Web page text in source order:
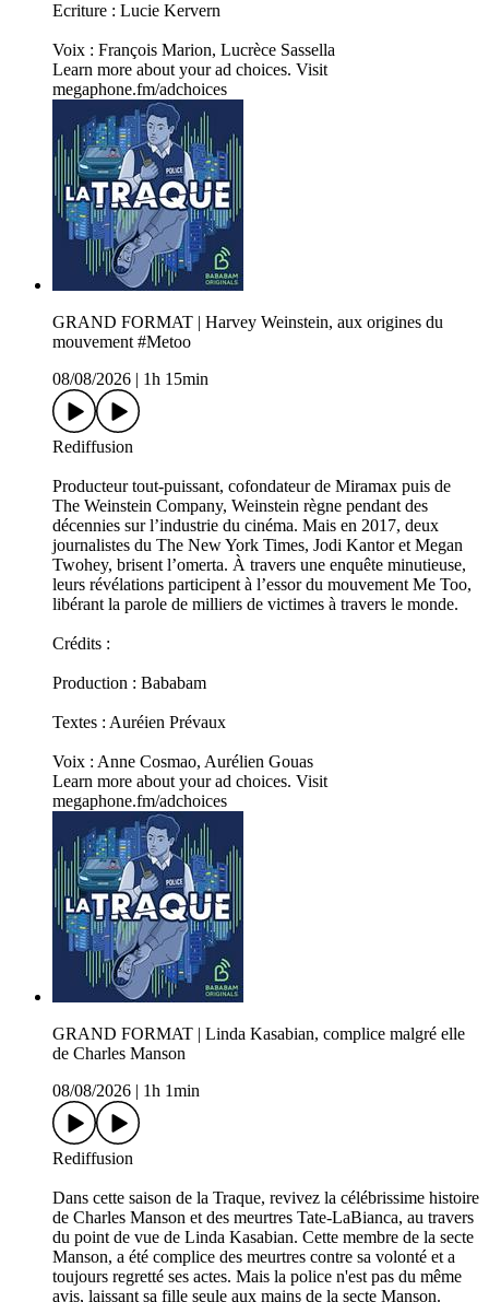
Ecriture : Lucie Kervern
Voix : François Marion, Lucrèce Sassella
Learn more about your ad choices. Visit
megaphone.fm/adchoices
GRAND FORMAT | Harvey Weinstein, aux origines du
mouvement #Metoo
08/08/2026
1h 15min
Rediffusion
Producteur tout-puissant, cofondateur de Miramax puis de
The Weinstein Company, Weinstein règne pendant des
décennies sur l’industrie du cinéma. Mais en 2017, deux
journalistes du The New York Times, Jodi Kantor et Megan
Twohey, brisent l’omerta. À travers une enquête minutieuse,
leurs révélations participent à l’essor du mouvement Me Too,
libérant la parole de milliers de victimes à travers le monde.
Crédits :
Production : Bababam
Textes : Auréien Prévaux
Voix : Anne Cosmao, Aurélien Gouas
Learn more about your ad choices. Visit
megaphone.fm/adchoices
GRAND FORMAT | Linda Kasabian, complice malgré elle
de Charles Manson
08/08/2026
1h 1min
Rediffusion
Dans cette saison de la Traque, revivez la célébrissime histoire
de Charles Manson et des meurtres Tate-LaBianca, au travers
du point de vue de Linda Kasabian. Cette membre de la secte
Manson, a été complice des meurtres contre sa volonté et a
toujours regretté ses actes. Mais la police n'est pas du même
avis, laissant sa fille seule aux mains de la secte Manson.